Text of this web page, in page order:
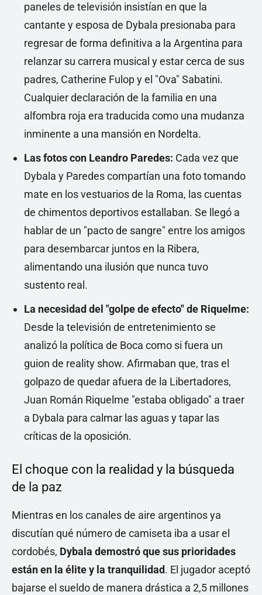
paneles de televisión insistían en que la
cantante y esposa de Dybala presionaba para
regresar de forma definitiva a la Argentina para
relanzar su carrera musical y estar cerca de sus
padres, Catherine Fulop y el "Ova" Sabatini.
Cualquier declaración de la familia en una
alfombra roja era traducida como una mudanza
inminente a una mansión en Nordelta.
Las fotos con Leandro Paredes: Cada vez que
Dybala y Paredes compartían una foto tomando
mate en los vestuarios de la Roma, las cuentas
de chimentos deportivos estallaban. Se llegó a
hablar de un "pacto de sangre" entre los amigos
para desembarcar juntos en la Ribera,
alimentando una ilusión que nunca tuvo
sustento real.
La necesidad del "golpe de efecto" de Riquelme:
Desde la televisión de entretenimiento se
analizó la política de Boca como si fuera un
guion de reality show. Afirmaban que, tras el
golpazo de quedar afuera de la Libertadores,
Juan Román Riquelme "estaba obligado" a traer
a Dybala para calmar las aguas y tapar las
críticas de la oposición.
El choque con la realidad y la búsqueda
de la paz
Mientras en los canales de aire argentinos ya
discutían qué número de camiseta iba a usar el
cordobés, Dybala demostró que sus prioridades
están en la élite y la tranquilidad. El jugador aceptó
bajarse el sueldo de manera drástica a 2,5 millones